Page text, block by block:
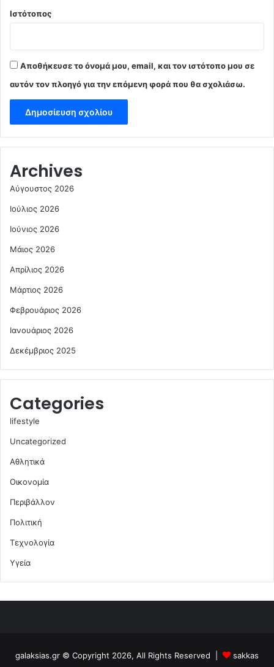
Ιστότοπος
Αποθήκευσε το όνομά μου, email, και τον ιστότοπο μου σε
αυτόν τον πλοηγό για την επόμενη φορά που θα σχολιάσω.
Archives
Αύγουστος 2026
Ιούλιος 2026
Ιούνιος 2026
Μάιος 2026
Απρίλιος 2026
Μάρτιος 2026
Φεβρουάριος 2026
Ιανουάριος 2026
Δεκέμβριος 2025
Categories
lifestyle
Uncategorized
Αθλητικά
Οικονομία
Περιβάλλον
Πολιτική
Τεχνολογία
Υγεία
galaksias.gr © Copyright 2026, All Rights Reserved | sakkas